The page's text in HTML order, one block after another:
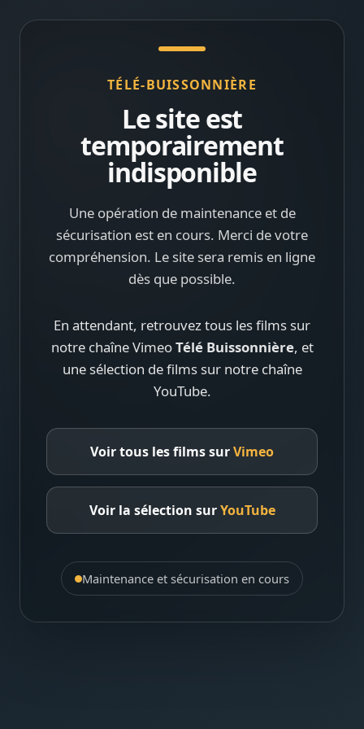
TÉLÉ-BUISSONNIÈRE
Le site est
temporairement
indisponible
Une opération de maintenance et de
sécurisation est en cours. Merci de votre
compréhension. Le site sera remis en ligne
dès que possible.
En attendant, retrouvez tous les films sur
notre chaîne VimeoTélé Buissonnière, et
une sélection de films sur notre chaîne
YouTube.
Voir tous les films surVimeo
Voir la sélection surYouTube
Maintenance et sécurisation en cours